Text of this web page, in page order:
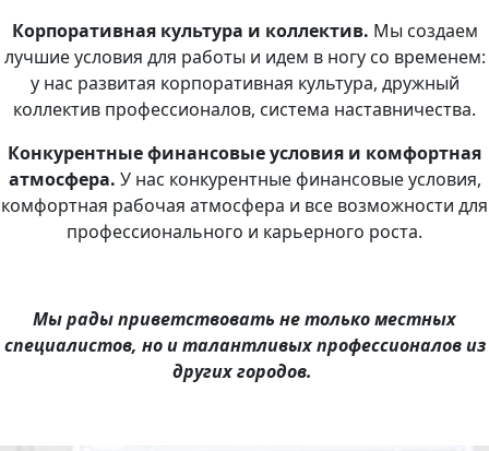
Корпоративная культура и коллектив. Мы создаем
лучшие условия для работы и идем в ногу со временем:
у нас развитая корпоративная культура, дружный
коллектив профессионалов, система наставничества.
Конкурентные финансовые условия и комфортная
атмосфера. У нас конкурентные финансовые условия,
комфортная рабочая атмосфера и все возможности для
профессионального и карьерного роста.
Мы рады приветствовать не только местных
специалистов, но и талантливых профессионалов из
других городов.